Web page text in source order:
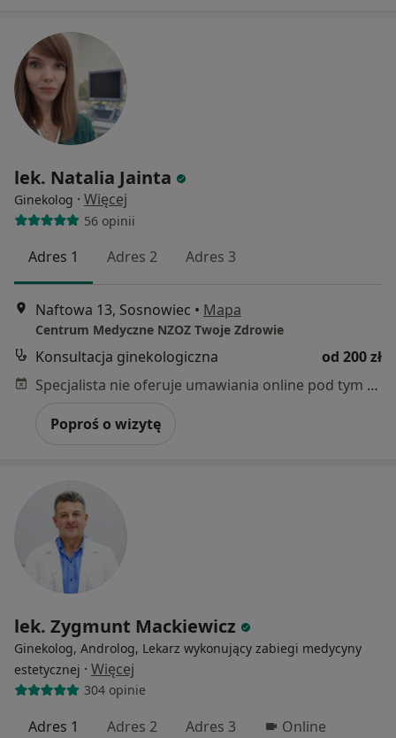
lek. Natalia Jainta
Ginekolog · Więcej
56 opinii
Adres 1 Adres 2 Adres 3
Naftowa 13, Sosnowiec • Mapa
Centrum Medyczne NZOZ Twoje Zdrowie
Konsultacja ginekologiczna
od 200 zł
Specjalista nie oferuje umawiania online pod tym adresem.
Poproś o wizytę
lek. Zygmunt Mackiewicz
Ginekolog, Androlog, Lekarz wykonujący zabiegi medycyny
estetycznej · Więcej
304 opinie
Adres 1 Adres 2 Adres 3 Online